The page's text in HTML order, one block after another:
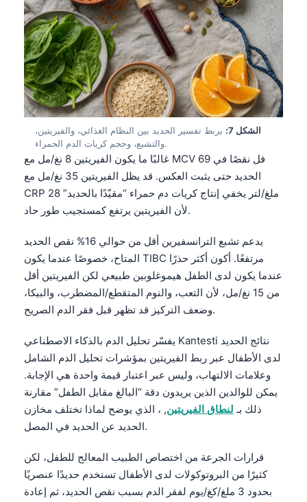
الشكل 7:
يربط تفسير الحديد بين النظام الغذائي، والفيريتين،
والتشبع، وحجم كريات الدم الحمراء.
غالبًا ما يكون الفيريتين 8 نغ/مل مع MCV 69 فل نقصًا في
الحديد حتى يثبت العكس. قد يظل الفيريتين 35 نغ/مل مع
CRP 28 ملغ/لتر يخفي إنتاج كريات دم حمراء “مقيّدًا بالحديد”
لأن الفيريتين يرتفع كمستجيب طور حاد.
يدعم تشبع الترانسفيرين أقل من حوالي 16% نقص الحديد
المتاح، خصوصًا عندما يكون TIBC مرتفعًا. أكون أكثر حذرًا
عندما يكون لدى الطفل هيموغلوبين طبيعي لكن الفيريتين أقل
من 15 نغ/مل، لأن التعب، والنوم المتقطع/المضطرب، والبيكا،
وضعف التركيز قد تظهر قبل فقر الدم الصريح.
يفسّر تحليل الدم بالذكاء الاصطناعي
Kantesti نتائج الحديد
لدى الأطفال عبر ربط الفيريتين بمؤشرات تحليل الدم الشامل
وعلامات الالتهاب، وليس عبر اعتبار قيمة واحدة هي الإجابة.
يمكن للوالدين الذين يريدون دقة “البالغ مقابل الطفل” مقارنة
ذلك بـ لنطاق الفيريتين, ، الذي يوضح لماذا تختلف مخازن
الحديد عن الحديد في المصل.
قرارات الجرعة من اختصاص الطبيب المعالج للطفل، لكن
كثيرًا من البروتوكولات لدى الأطفال تستخدم حديدًا عنصريًا
بحدود 3 ملغ/كغ/يوم لفقر الدم بسبب نقص الحديد، ثم إعادة
മലയാളം
Bahasa Melayu
Tagalog
ไทย
ဗမာစာ
ភាសាខ្មែរ
አማርኛ
Українська
O‘zbekcha
Català
Қазақ тілі
Suomi
Hrvatski
Slovenčina
پښتو
سنڌي
සිංහල
অসমীয়া
Galego